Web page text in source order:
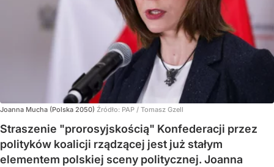
Joanna Mucha (Polska 2050) Źródło: PAP / Tomasz Gzell
Straszenie "prorosyjskością" Konfederacji przez
polityków koalicji rządzącej jest już stałym
elementem polskiej sceny politycznej. Joanna